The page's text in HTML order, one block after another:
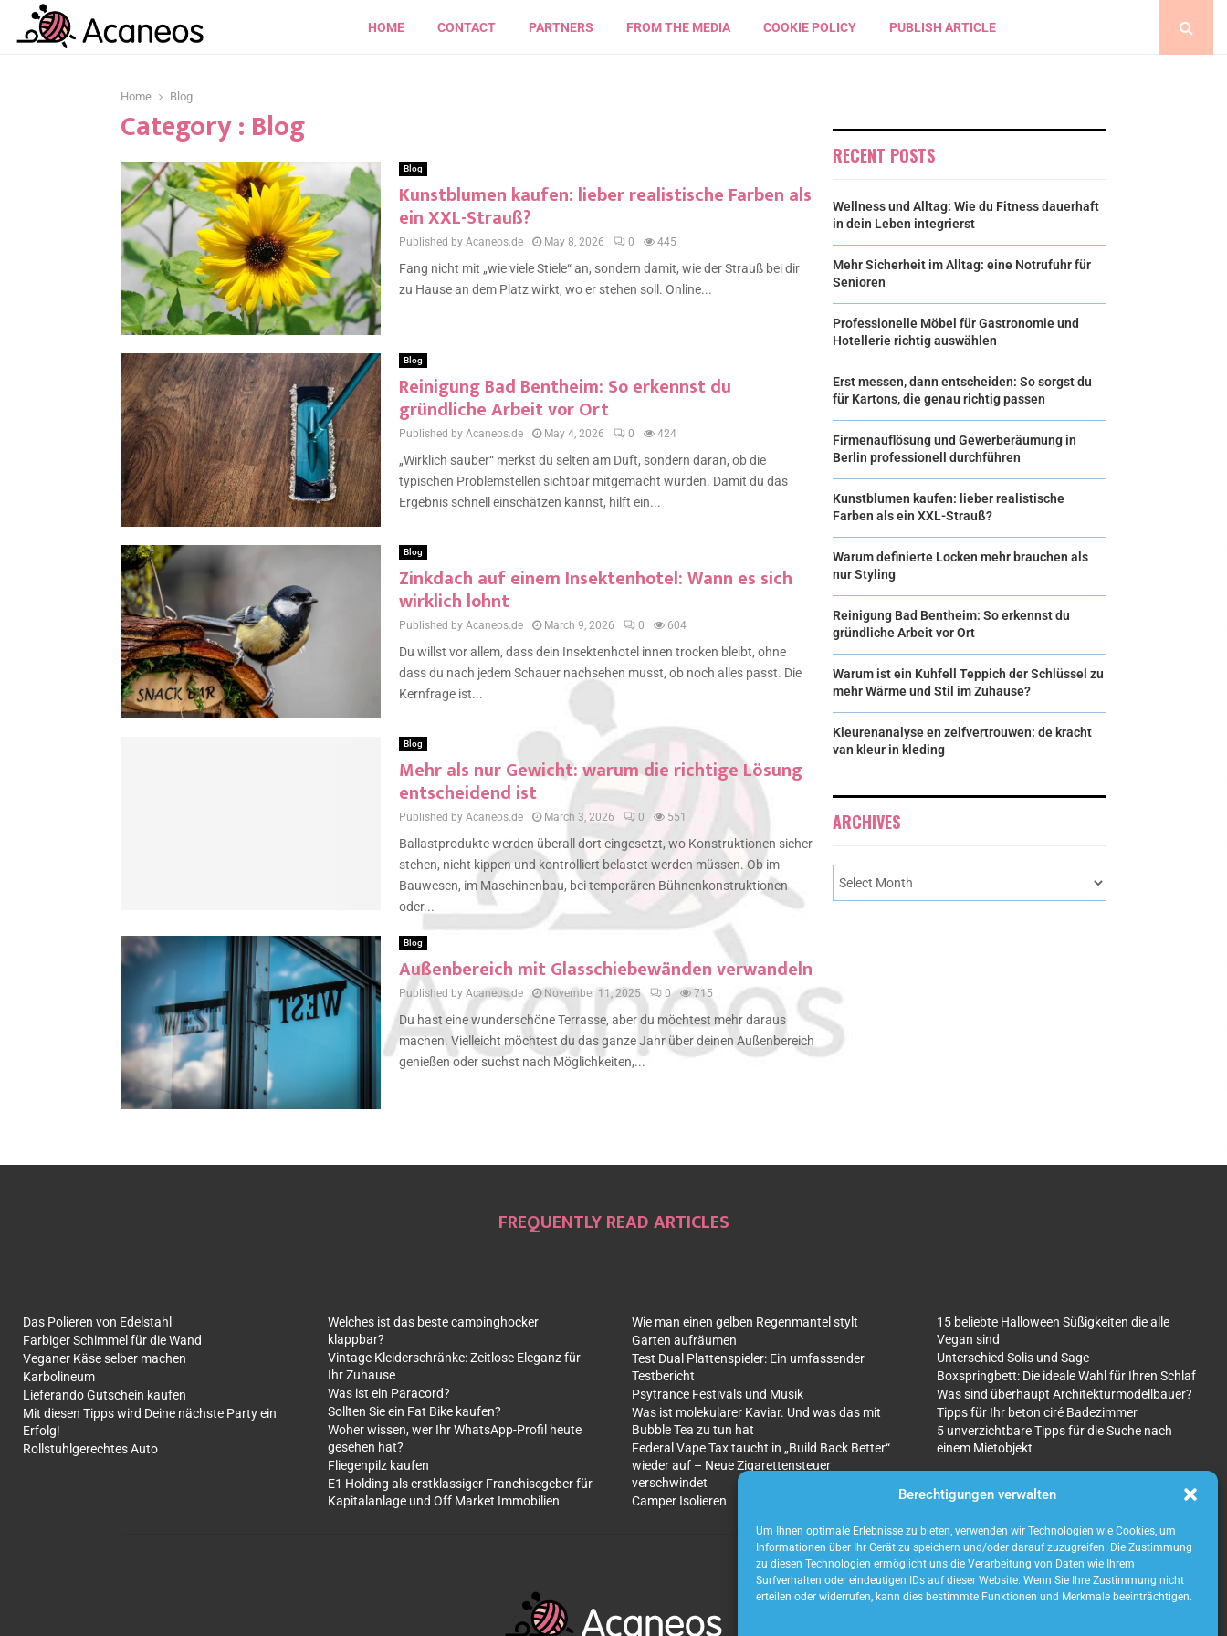
Berechtigungen verwalten
Um Ihnen optimale Erlebnisse zu bieten, verwenden wir Technologien wie Cookies, um
Informationen über Ihr Gerät zu speichern und/oder darauf zuzugreifen. Die Zustimmung
zu diesen Technologien ermöglicht uns die Verarbeitung von Daten wie Ihrem
Surfverhalten oder eindeutigen IDs auf dieser Website. Wenn Sie Ihre Zustimmung nicht
erteilen oder widerrufen, kann dies bestimmte Funktionen und Merkmale beeinträchtigen.
HOME CONTACT PARTNERS FROM THE MEDIA COOKIE POLICY PUBLISH ARTICLE
Home Blog
Category : Blog
Blog
Kunstblumen kaufen: lieber realistische Farben als
ein XXL-Strauß?
Published by Acaneos.de May 8, 2026 0 445
Fang nicht mit „wie viele Stiele“ an, sondern damit, wie der Strauß bei dir
zu Hause an dem Platz wirkt, wo er stehen soll. Online...
Blog
Reinigung Bad Bentheim: So erkennst du
gründliche Arbeit vor Ort
Published by Acaneos.de May 4, 2026 0 424
„Wirklich sauber“ merkst du selten am Duft, sondern daran, ob die
typischen Problemstellen sichtbar mitgemacht wurden. Damit du das
Ergebnis schnell einschätzen kannst, hilft ein...
Blog
Zinkdach auf einem Insektenhotel: Wann es sich
wirklich lohnt
Published by Acaneos.de March 9, 2026 0 604
Du willst vor allem, dass dein Insektenhotel innen trocken bleibt, ohne
dass du nach jedem Schauer nachsehen musst, ob noch alles passt. Die
Kernfrage ist...
Blog
Mehr als nur Gewicht: warum die richtige Lösung
entscheidend ist
Published by Acaneos.de March 3, 2026 0 551
Ballastprodukte werden überall dort eingesetzt, wo Konstruktionen sicher
stehen, nicht kippen und kontrolliert belastet werden müssen. Ob im
Bauwesen, im Maschinenbau, bei temporären Bühnenkonstruktionen
oder...
Blog
Außenbereich mit Glasschiebewänden verwandeln
Published by Acaneos.de November 11, 2025 0 715
Du hast eine wunderschöne Terrasse, aber du möchtest mehr daraus
machen. Vielleicht möchtest du das ganze Jahr über deinen Außenbereich
genießen oder suchst nach Möglichkeiten,...
RECENT POSTS
Wellness und Alltag: Wie du Fitness dauerhaft
in dein Leben integrierst
Mehr Sicherheit im Alltag: eine Notrufuhr für
Senioren
Professionelle Möbel für Gastronomie und
Hotellerie richtig auswählen
Erst messen, dann entscheiden: So sorgst du
für Kartons, die genau richtig passen
Firmenauflösung und Gewerberäumung in
Berlin professionell durchführen
Kunstblumen kaufen: lieber realistische
Farben als ein XXL-Strauß?
Warum definierte Locken mehr brauchen als
nur Styling
Reinigung Bad Bentheim: So erkennst du
gründliche Arbeit vor Ort
Warum ist ein Kuhfell Teppich der Schlüssel zu
mehr Wärme und Stil im Zuhause?
Kleurenanalyse en zelfvertrouwen: de kracht
van kleur in kleding
ARCHIVES
FREQUENTLY READ ARTICLES
Das Polieren von Edelstahl
Farbiger Schimmel für die Wand
Veganer Käse selber machen
Karbolineum
Lieferando Gutschein kaufen
Mit diesen Tipps wird Deine nächste Party ein
Erfolg!
Rollstuhlgerechtes Auto
Welches ist das beste campinghocker
klappbar?
Vintage Kleiderschränke: Zeitlose Eleganz für
Ihr Zuhause
Was ist ein Paracord?
Sollten Sie ein Fat Bike kaufen?
Woher wissen, wer Ihr WhatsApp-Profil heute
gesehen hat?
Fliegenpilz kaufen
E1 Holding als erstklassiger Franchisegeber für
Kapitalanlage und Off Market Immobilien
Wie man einen gelben Regenmantel stylt
Garten aufräumen
Test Dual Plattenspieler: Ein umfassender
Testbericht
Psytrance Festivals und Musik
Was ist molekularer Kaviar. Und was das mit
Bubble Tea zu tun hat
Federal Vape Tax taucht in „Build Back Better“
wieder auf – Neue Zigarettensteuer
verschwindet
Camper Isolieren
15 beliebte Halloween Süßigkeiten die alle
Vegan sind
Unterschied Solis und Sage
Boxspringbett: Die ideale Wahl für Ihren Schlaf
Was sind überhaupt Architekturmodellbauer?
Tipps für Ihr beton ciré Badezimmer
5 unverzichtbare Tipps für die Suche nach
einem Mietobjekt